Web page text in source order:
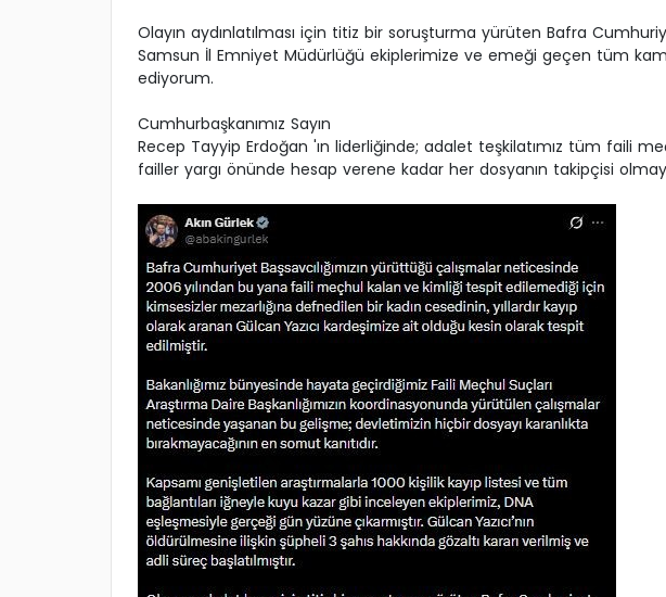
Olayın aydınlatılması için titiz bir soruşturma yürüten Bafra
Samsun İl Emniyet Müdürlüğü ekiplerimize ve emeği geçen tüm
ediyorum.
Cumhurbaşkanımız Sayın
Recep Tayyip Erdoğan 'ın liderliğinde; adalet teşkilatımız tüm faili
failler yargı önünde hesap verene kadar her dosyanın takipçisi